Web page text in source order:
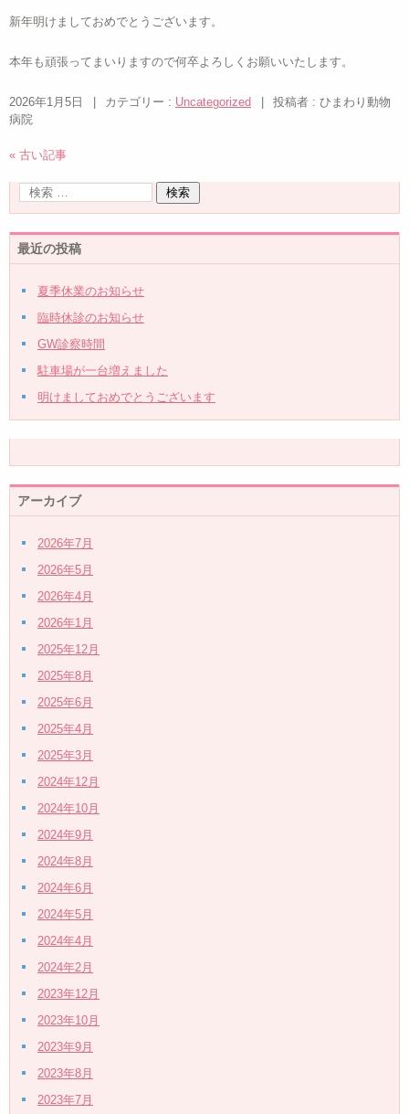
新年明けましておめでとうございます。
本年も頑張ってまいりますので何卒よろしくお願いいたします。
2026年1月5日 カテゴリー : Uncategorized
投稿者 : ひまわり動物
病院
« 古い記事
最近の投稿
夏季休業のお知らせ
臨時休診のお知らせ
GW診察時間
駐車場が一台増えました
明けましておめでとうございます
アーカイブ
2026年7月
2026年5月
2026年4月
2026年1月
2025年12月
2025年8月
2025年6月
2025年4月
2025年3月
2024年12月
2024年10月
2024年9月
2024年8月
2024年6月
2024年5月
2024年4月
2024年2月
2023年12月
2023年10月
2023年9月
2023年8月
2023年7月